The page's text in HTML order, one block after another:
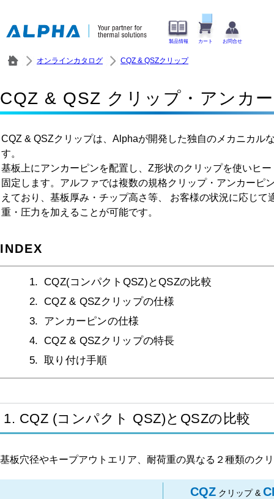
製品情報 カート お問合せ
オンラインカタログ CQZ & QSZクリップ
CQZ & QSZ クリップ・アンカ
CQZ & QSZクリップは、Alphaが開発した独自のメカニカル
す。
基板上にアンカーピンを配置し、Z形状のクリップを使いヒ
固定します。アルファでは複数の規格クリップ・アンカーピ
えており、基板厚み・チップ高さ等、 お客様の状況に応じて
重・圧力を加えることが可能です。
INDEX
1. CQZ(コンパクトQSZ)とQSZの比較
2. CQZ & QSZクリップの仕様
3. アンカーピンの仕様
4. CQZ & QSZクリップの特長
5. 取り付け手順
1. CQZ (コンパクト QSZ)とQSZの比較
基板穴径やキープアウトエリア、耐荷重の異なる２種類のク
CQZ クリップ &